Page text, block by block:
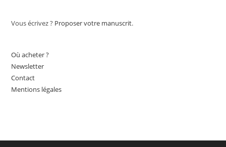
Vous écrivez ? Proposer votre manuscrit.
Où acheter ?
Newsletter
Contact
Mentions légales